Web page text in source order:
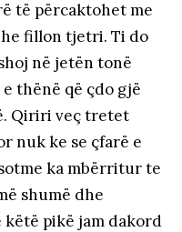
të përcaktohet me
fillon tjetri. Ti do
në jetën tonë
thënë që çdo gjë
Qiriri veç tretet
nuk ke se çfarë e
ka mbërritur te
shumë dhe
këtë pikë jam dakord